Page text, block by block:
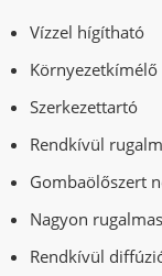
Vízzel hígítható
Környezetkímélő
Szerkezettartó
Rendkívül
Gombaölőszert
Nagyon rugalmas
Rendkívül